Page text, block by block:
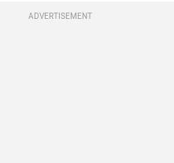
ADVERTISEMENT